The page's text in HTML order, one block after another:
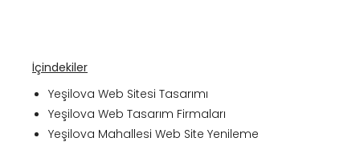
İçindekiler
Yeşilova Web Sitesi Tasarımı
Yeşilova Web Tasarım Firmaları
Yeşilova Mahallesi Web Site Yenileme